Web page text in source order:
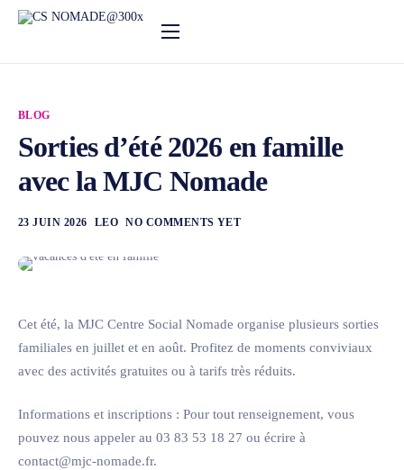
Nos activités
Agenda
Le centre social
BLOG
Sorties d’été 2026 en famille
avec la MJC Nomade
23 JUIN 2026 LEO NO COMMENTS YET
Cet été, la MJC Centre Social Nomade organise plusieurs sorties
familiales en juillet et en août. Profitez de moments conviviaux
avec des activités gratuites ou à tarifs très réduits.
Informations et inscriptions : Pour tout renseignement, vous
pouvez nous appeler au 03 83 53 18 27 ou écrire à
contact@mjc-nomade.fr.